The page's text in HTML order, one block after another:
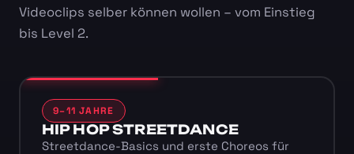
Videoclips selber können wollen – vom Einstieg
bis Level 2.
9–11 JAHRE
HIP HOP STREETDANCE
Streetdance-Basics und erste Choreos für